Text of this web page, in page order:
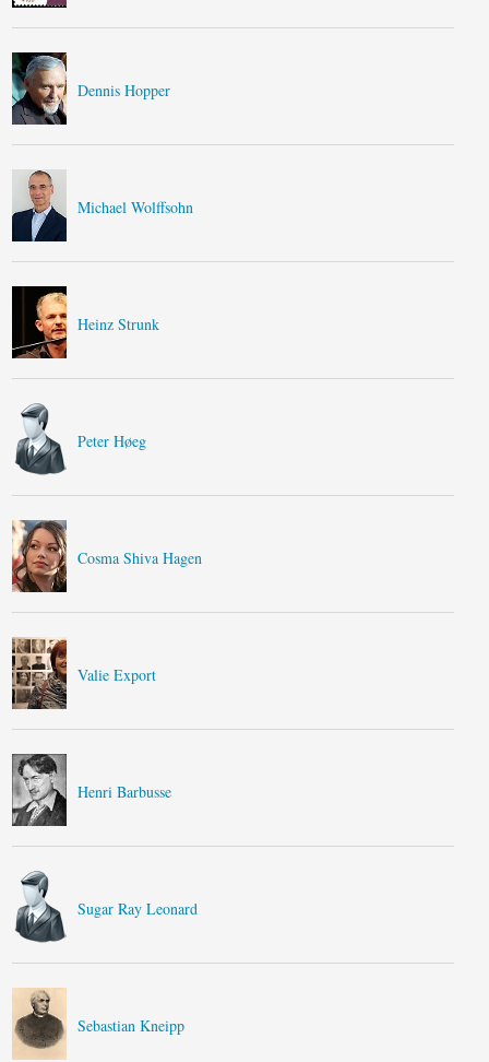
Dennis Hopper
Michael Wolffsohn
Heinz Strunk
Peter Høeg
Cosma Shiva Hagen
Valie Export
Henri Barbusse
Sugar Ray Leonard
Sebastian Kneipp